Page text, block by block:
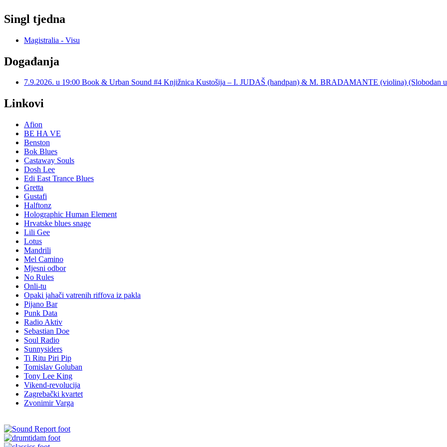
Singl tjedna
Magistralia - Visu
Događanja
7.9.2026. u 19:00 Book & Urban Sound #4 Knjižnica Kustošija – I. JUDAŠ (handpan) & M. BRADAMANTE (violina) (Slobodan
Linkovi
Afion
BE HA VE
Benston
Bok Blues
Castaway Souls
Dosh Lee
Edi East Trance Blues
Gretta
Gustafi
Halftonz
Holographic Human Element
Hrvatske blues snage
Lili Gee
Lotus
Mandrili
Mel Camino
Mjesni odbor
No Rules
Onli-tu
Opaki jahači vatrenih riffova iz pakla
Pijano Bar
Punk Data
Radio Aktiv
Sebastian Doe
Soul Radio
Sunnysiders
Ti Ritu Piri Pip
Tomislav Goluban
Tony Lee King
Vikend-revolucija
Zagrebački kvartet
Zvonimir Varga